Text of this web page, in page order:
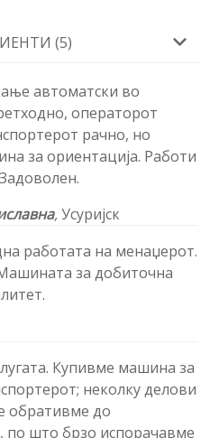
(5)
автоматски во
операторот
рачно, но
за ориентација. Работи
,Усуријск
работата на менаџерот.
за добиточна
Купивме машина за
неколку делови
обративме до
по што брзо испорачавме